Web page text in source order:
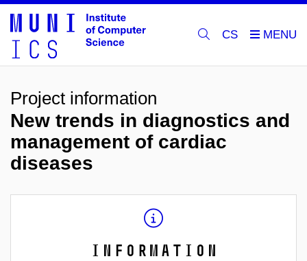
CS
Project information
New trends in diagnostics and
management of cardiac
diseases
Information